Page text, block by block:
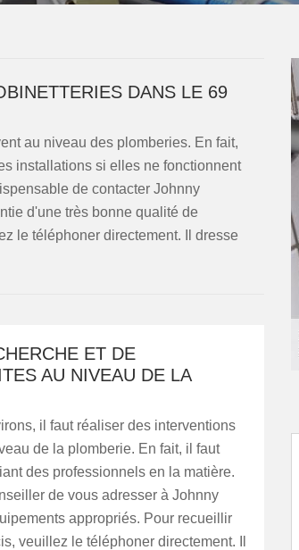
DANS LE 69
au niveau des plomberies. En fait,
installations si elles ne fonctionnent
de contacter Johnny
d'une très bonne qualité de
le téléphoner directement. Il dresse
ET DE
AU NIVEAU DE LA
il faut réaliser des interventions
de la plomberie. En fait, il faut
des professionnels en la matière.
de vous adresser à Johnny
appropriés. Pour recueillir
veuillez le téléphoner directement. Il